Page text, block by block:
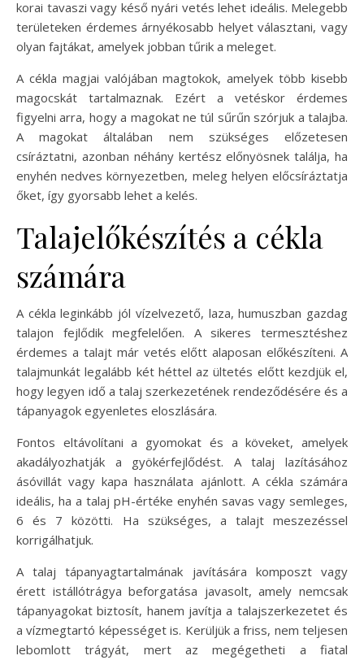
korai tavaszi vagy késő nyári vetés lehet ideális. Melegebb
területeken érdemes árnyékosabb helyet választani, vagy
olyan fajtákat, amelyek jobban tűrik a meleget.
A cékla magjai valójában magtokok, amelyek több kisebb
magocskát tartalmaznak. Ezért a vetéskor érdemes
figyelni arra, hogy a magokat ne túl sűrűn szórjuk a talajba.
A magokat általában nem szükséges előzetesen
csíráztatni, azonban néhány kertész előnyösnek találja, ha
enyhén nedves környezetben, meleg helyen előcsíráztatja
őket, így gyorsabb lehet a kelés.
Talajelőkészítés a cékla
számára
A cékla leginkább jól vízelvezető, laza, humuszban gazdag
talajon fejlődik megfelelően. A sikeres termesztéshez
érdemes a talajt már vetés előtt alaposan előkészíteni. A
talajmunkát legalább két héttel az ültetés előtt kezdjük el,
hogy legyen idő a talaj szerkezetének rendeződésére és a
tápanyagok egyenletes eloszlására.
Fontos eltávolítani a gyomokat és a köveket, amelyek
akadályozhatják a gyökérfejlődést. A talaj lazításához
ásóvillát vagy kapa használata ajánlott. A cékla számára
ideális, ha a talaj pH-értéke enyhén savas vagy semleges,
6 és 7 közötti. Ha szükséges, a talajt meszezéssel
korrigálhatjuk.
A talaj tápanyagtartalmának javítására komposzt vagy
érett istállótrágya beforgatása javasolt, amely nemcsak
tápanyagokat biztosít, hanem javítja a talajszerkezetet és
a vízmegtartó képességet is. Kerüljük a friss, nem teljesen
lebomlott trágyát, mert az megégetheti a fiatal